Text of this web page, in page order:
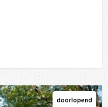
doorlopend